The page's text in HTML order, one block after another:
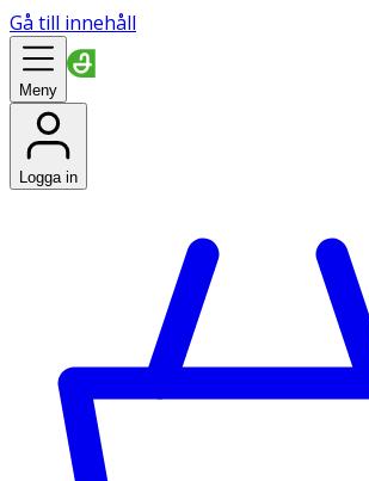
Gå till innehåll
Meny
Logga in